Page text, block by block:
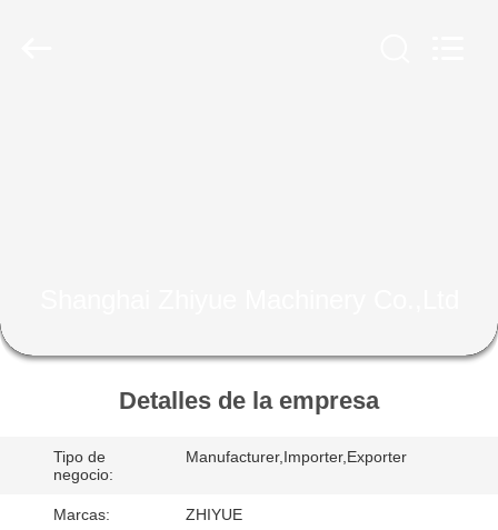
NOSOTROS
RECORRIDO
FÁBRICA
Detalles de la empresa
Tipo de
negocio:
Manufacturer,Importer,Exporter
Marcas: ZHIYUE